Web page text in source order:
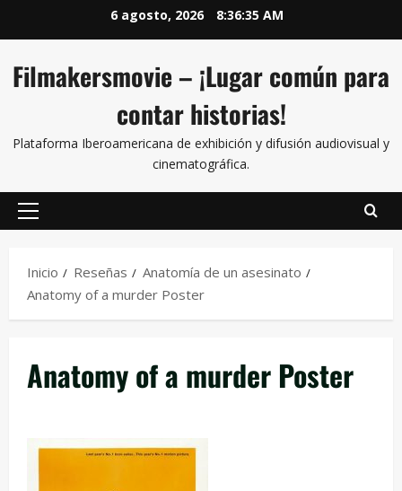
6 agosto, 2026 8:36:36 AM
Filmakersmovie – ¡Lugar común para
contar historias!
Plataforma Iberoamericana de exhibición y difusión audiovisual y
cinematográfica.
Inicio Reseñas
Anatomía de un asesinato
Anatomy of a murder Poster
Anatomy of a murder Poster